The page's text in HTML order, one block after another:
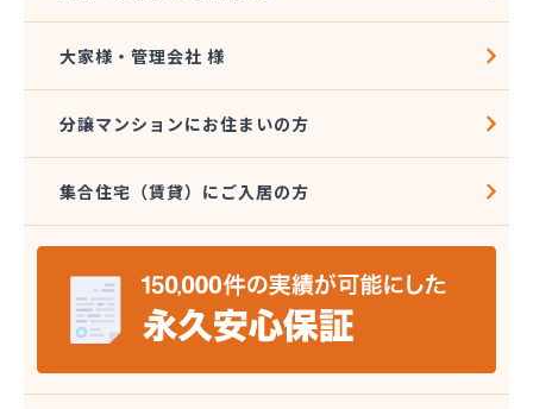
株式会社スガマタ
株式会社スミスケ
株式会社ミツウロコ 宇都宮オート営業所
株式会社ミツウロコ 宇都宮西部店
株式会社ミツウロコ 栃木支店
株式会社ミツウロコ 那須店
株式会社ミヤプロ
株式会社ミヤレン
株式会社ヤチネン
株式会社ヤマガス
株式会社稲葉商店
大家様・管理会社 様
分譲マンションにお住まいの方
集合住宅（賃貸）にご入居の方